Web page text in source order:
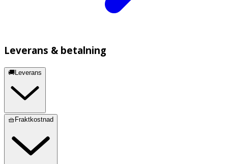
Leverans & betalning
🚚Leverans
🧺Fraktkostnad